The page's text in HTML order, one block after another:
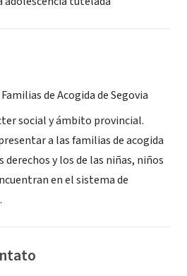
de Acogida de Segovia
social y ámbito provincial.
a las familias de acogida
derechos y los de las niñas, niños
en el sistema de